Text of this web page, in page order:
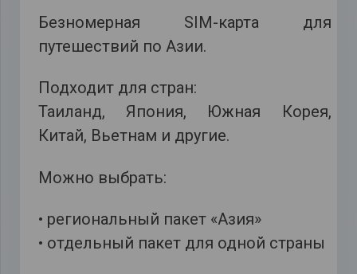
Безномерная SIM-карта для
путешествий по Азии.
Подходит для стран:
Таиланд, Япония, Южная Корея,
Китай, Вьетнам и другие.
Можно выбрать:
• региональный пакет «Азия»
• отдельный пакет для одной страны